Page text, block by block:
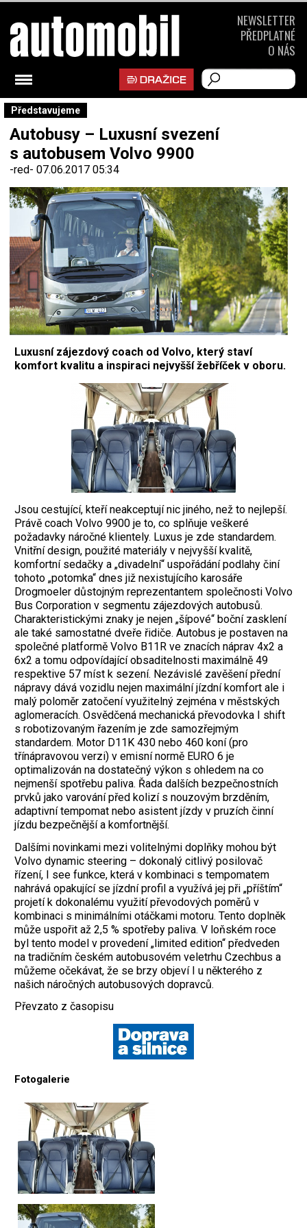
Představujeme
Autobusy – Luxusní svezení
s autobusem Volvo 9900
-red- 07.06.2017 05:34
Luxusní zájezdový coach od Volvo, který staví
komfort kvalitu a inspiraci nejvyšší žebříček v oboru.
Jsou cestující, kteří neakceptují nic jiného, než to nejlepší.
Právě coach Volvo 9900 je to, co splňuje veškeré
požadavky náročné klientely. Luxus je zde standardem.
Vnitřní design, použité materiály v nejvyšší kvalitě,
komfortní sedačky a „divadelní“ uspořádání podlahy činí
tohoto „potomka“ dnes již nexistujícího karosáře
Drogmoeler důstojným reprezentantem společnosti Volvo
Bus Corporation v segmentu zájezdových autobusů.
Charakteristickými znaky je nejen „šípové“ boční zasklení
ale také samostatné dveře řidiče. Autobus je postaven na
společné platformě Volvo B11R ve znacích náprav 4x2 a
6x2 a tomu odpovídající obsaditelnosti maximálně 49
respektive 57 míst k sezení. Nezávislé zavěšení přední
nápravy dává vozidlu nejen maximální jízdní komfort ale i
malý poloměr zatočení využitelný zejména v městských
aglomeracích. Osvědčená mechanická převodovka I shift
s robotizovaným řazením je zde samozřejmým
standardem. Motor D11K 430 nebo 460 koní (pro
třínápravovou verzi) v emisní normě EURO 6 je
optimalizován na dostatečný výkon s ohledem na co
nejmenší spotřebu paliva. Řada dalších bezpečnostních
prvků jako varování před kolizí s nouzovým brzděním,
adaptivní tempomat nebo asistent jízdy v pruzích činní
jízdu bezpečnější a komfortnější.
Dalšími novinkami mezi volitelnými doplňky mohou být
Volvo dynamic steering – dokonalý citlivý posilovač
řízení, I see funkce, která v kombinaci s tempomatem
nahrává opakující se jízdní profil a využívá jej při „příštím“
projetí k dokonalému využití převodových poměrů v
kombinaci s minimálními otáčkami motoru. Tento doplněk
může uspořit až 2,5 % spotřeby paliva. V loňském roce
byl tento model v provedení „limited edition“ předveden
na tradičním českém autobusovém veletrhu Czechbus a
můžeme očekávat, že se brzy objeví I u některého z
našich náročných autobusových dopravců.
Převzato z časopisu
Fotogalerie
NEWSLETTER
PŘEDPLATNÉ
O NÁS